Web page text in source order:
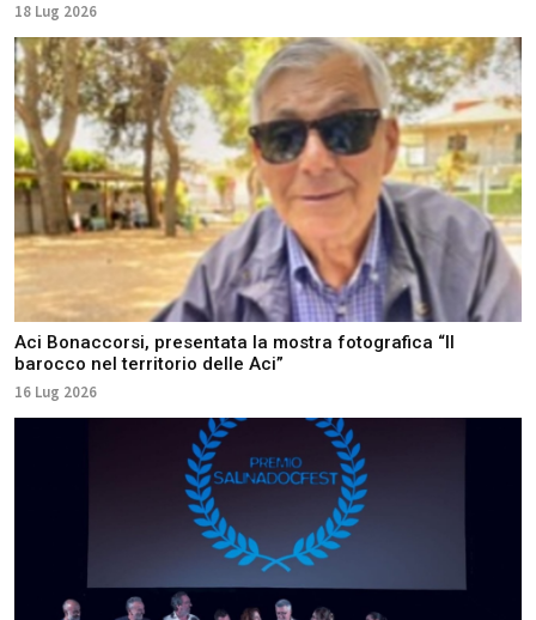
18 Lug 2026
Aci Bonaccorsi, presentata la mostra fotografica “Il
barocco nel territorio delle Aci”
16 Lug 2026